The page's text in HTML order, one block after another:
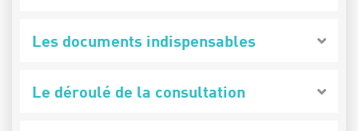
Les documents indispensables
Le déroulé de la consultation